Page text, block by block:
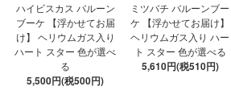
ハイビスカス バルーン
ブーケ 【浮かせてお届
け】 ヘリウムガス入り
ハート スター 色が選べ
る
5,500円(税500円)
ミツバチ バルーンブー
ケ 【浮かせてお届け】
ヘリウムガス入り ハー
ト スター 色が選べる
5,610円(税510円)